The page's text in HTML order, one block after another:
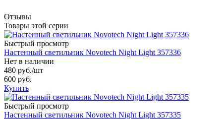
Отзывы
Товары этой серии
Быстрый просмотр
Настенный светильник Novotech Night Light 357336
Нет в наличии
480 руб./шт
600 руб.
Купить
Быстрый просмотр
Настенный светильник Novotech Night Light 357335